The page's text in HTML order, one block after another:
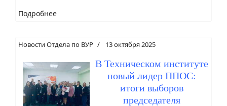
Подробнее
Новости Отдела по ВУР 13 октября 2025
В Техническом институте
новый лидер ППОС:
итоги выборов
председателя